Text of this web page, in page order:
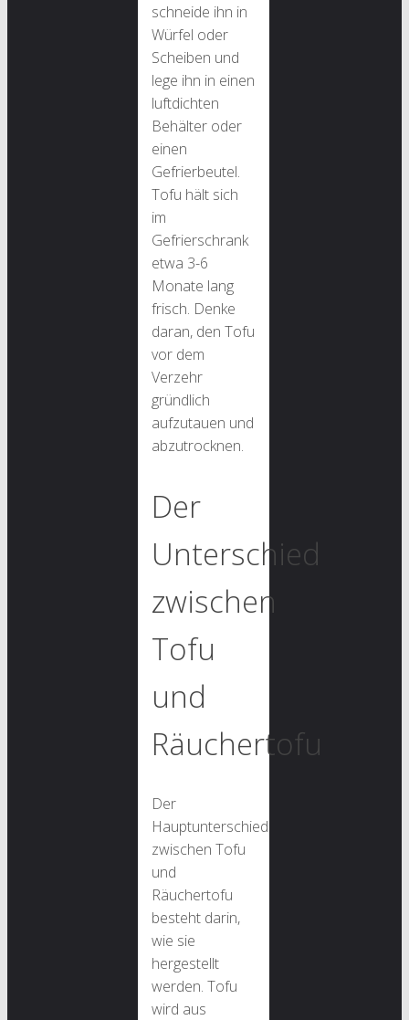
schneide ihn in
Würfel oder
Scheiben und
lege ihn in einen
luftdichten
Behälter oder
einen
Gefrierbeutel.
Tofu hält sich
im
Gefrierschrank
etwa 3-6
Monate lang
frisch. Denke
daran, den Tofu
vor dem
Verzehr
gründlich
aufzutauen und
abzutrocknen.
Der
Unterschied
zwischen
Tofu
und
Räuchertofu
Der
Hauptunterschied
zwischen Tofu
und
Räuchertofu
besteht darin,
wie sie
hergestellt
werden. Tofu
wird aus